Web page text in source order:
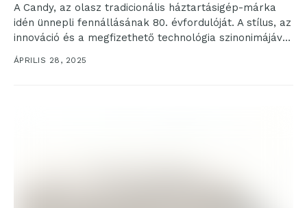
A Candy, az olasz tradicionális háztartásigép-márka
idén ünnepli fennállásának 80. évfordulóját. A stílus, az
innováció és a megfizethető technológia szinonimájává
vált márka ma...
ÁPRILIS 28, 2025